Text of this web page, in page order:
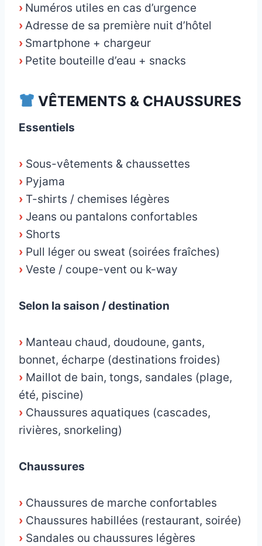
› Numéros utiles en cas d’urgence
› Adresse de sa première nuit d’hôtel
› Smartphone + chargeur
› Petite bouteille d’eau + snacks
VÊTEMENTS & CHAUSSURES
Essentiels
› Sous-vêtements & chaussettes
› Pyjama
› T-shirts / chemises légères
› Jeans ou pantalons confortables
› Shorts
› Pull léger ou sweat (soirées fraîches)
› Veste / coupe-vent ou k-way
Selon la saison / destination
› Manteau chaud, doudoune, gants,
bonnet, écharpe (destinations froides)
› Maillot de bain, tongs, sandales (plage,
été, piscine)
› Chaussures aquatiques (cascades,
rivières, snorkeling)
Chaussures
› Chaussures de marche confortables
› Chaussures habillées (restaurant, soirée)
› Sandales ou chaussures légères